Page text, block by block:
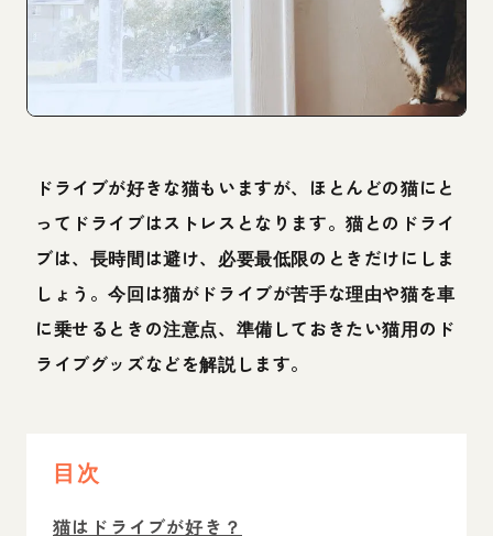
ドライブが好きな猫もいますが、ほとんどの猫にと
ってドライブはストレスとなります。猫とのドライ
ブは、長時間は避け、必要最低限のときだけにしま
しょう。今回は猫がドライブが苦手な理由や猫を車
に乗せるときの注意点、準備しておきたい猫用のド
ライブグッズなどを解説します。
目次
猫はドライブが好き？